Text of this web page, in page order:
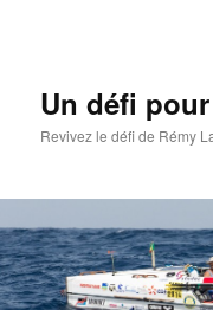
Un défi
Revivez le défi de Rémy